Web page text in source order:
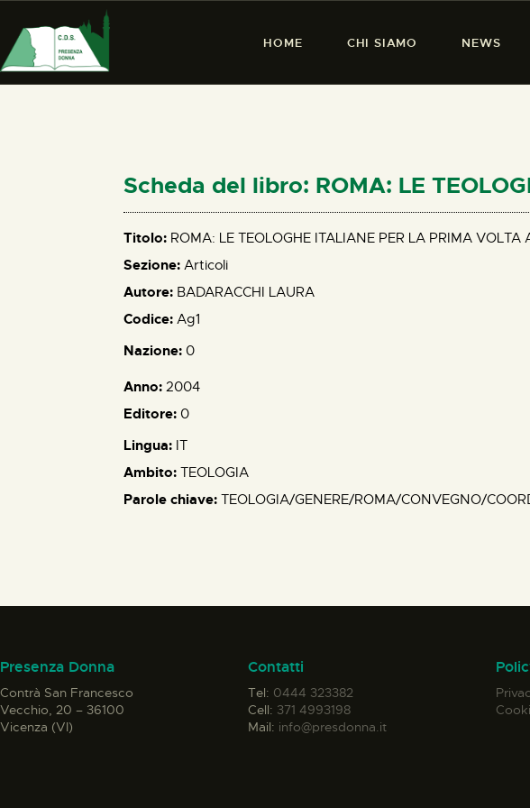
HOME CHI SIAMO NEWS
Scheda del libro: ROMA: LE
Titolo: ROMA: LE TEOLOGHE ITALIANE PER LA PRIMA VOLTA
Sezione: Articoli
Autore: BADARACCHI LAURA
Codice: Ag1
Nazione: 0
Anno: 2004
Editore: 0
Lingua: IT
Ambito: TEOLOGIA
Parole chiave: TEOLOGIA/GENERE/ROMA/CONVEGNO/
Presenza Donna
Contrà San Francesco
Vecchio, 20 – 36100
Vicenza (VI)
Contatti
Tel: 0444 323382
Cell: 371 4993198
Mail: info@presdonna.it